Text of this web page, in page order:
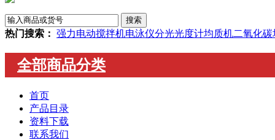
热门搜索： 强力电动搅拌机电泳仪分光光度计均质机二氧化
全部商品分类
首页
产品目录
资料下载
联系我们